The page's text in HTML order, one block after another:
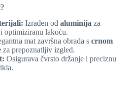
Izrađen od aluminija za
optimiziranu lakoću.
mat završna obrada s crnom
za prepoznatljiv izgled.
Osigurava čvrsto držanje i preciznu